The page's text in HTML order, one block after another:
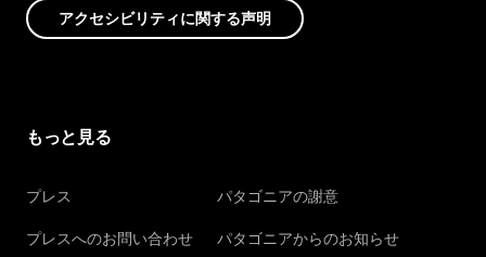
アクセシビリティに関する声明
もっと見る
プレス
プレスへのお問い合わせ
パタゴニアの謝意
パタゴニアからのお知らせ